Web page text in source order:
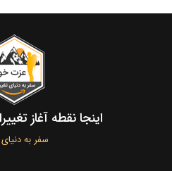
اینجا نقطه آغاز
سفر به دنیای